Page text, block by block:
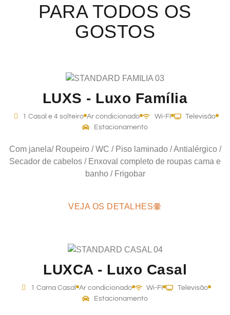
PARA TODOS OS
GOSTOS
LUXS - Luxo Família
1 Casal e 4 solteiro Ar condicionado Wi-FI
Televisão
Estacionamento
Com janela/ Roupeiro / WC / Piso laminado / Antialérgico /
Secador de cabelos / Enxoval completo de roupas cama e
banho / Frigobar
VEJA OS DETALHES
LUXCA - Luxo Casal
1 Cama Casal Ar condicionado Wi-FI
Televisão
Estacionamento